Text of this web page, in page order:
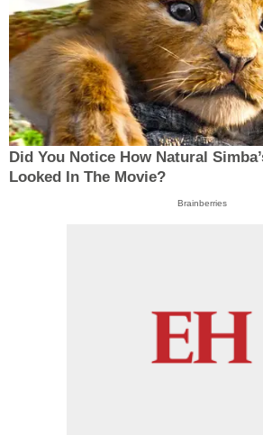
Did You Notice How Natural
Looked In The Movie?
Brainberries